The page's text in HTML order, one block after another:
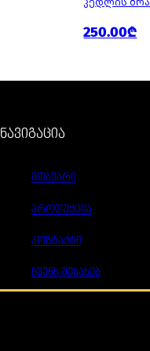
250.00₾
ნავიგაცია
მთავარი
პროდუქცია
კონტაქტი
ჩვენს შესახებ